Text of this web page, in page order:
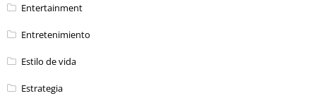
Entertainment
Entretenimiento
Estilo de vida
Estrategia